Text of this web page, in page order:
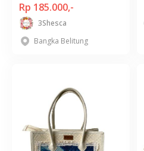
Rp 185.000,-
3Shesca
Bangka Belitung